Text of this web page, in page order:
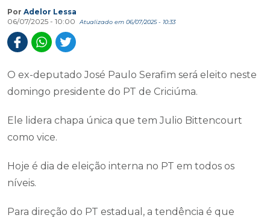
Por Adelor Lessa
06/07/2025 - 10:00
Atualizado em 06/07/2025 - 10:33
O ex-deputado José Paulo Serafim será eleito neste
domingo presidente do PT de Criciúma.
Ele lidera chapa única que tem Julio Bittencourt
como vice.
Hoje é dia de eleição interna no PT em todos os
níveis.
Para direção do PT estadual, a tendência é que